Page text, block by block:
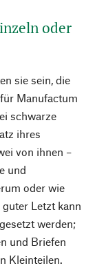
oder
sie sein, die
Manufactum
schwarze
ihres
von ihnen –
und
oder wie
Letzt kann
werden;
und Briefen
Kleinteilen.